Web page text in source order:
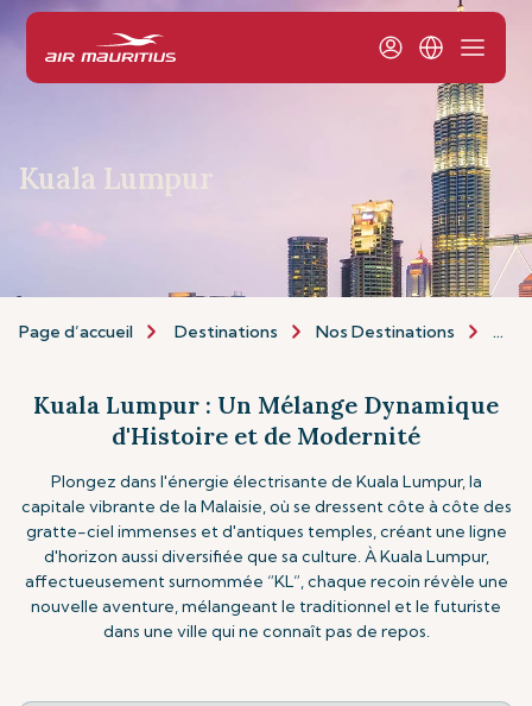
Kuala Lumpur
Page d’accueil Destinations Nos Destinations
Kuala Lumpur : Un Mélange Dynamique
d'Histoire et de Modernité
Plongez dans l'énergie électrisante de Kuala Lumpur, la
capitale vibrante de la Malaisie, où se dressent côte à côte des
gratte-ciel immenses et d'antiques temples, créant une ligne
d'horizon aussi diversifiée que sa culture. À Kuala Lumpur,
affectueusement surnommée “KL”, chaque recoin révèle une
nouvelle aventure, mélangeant le traditionnel et le futuriste
dans une ville qui ne connaît pas de repos.